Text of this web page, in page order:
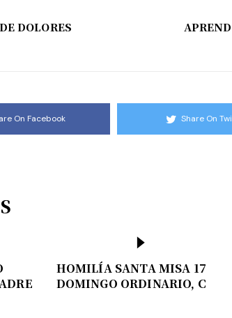
DOLORES
On Facebook Share On
HOMILÍA SANTA MISA 17
DOMINGO ORDINARIO, C